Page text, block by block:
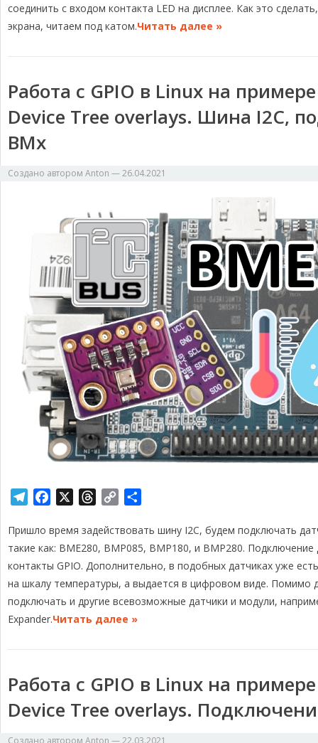
соединить с входом контакта LED на дисплее. Как это
экрана, читаем под катом.Читать далее »
Работа с GPIO в Linux на
Device Tree overlays. Шина I2C,
BMx
Создано автором Anton —26.04.2021
l
e
g
r
a
m
c
e
b
o
o
k
r
e
a
d
s
p
y
L
i
n
k
п
р
а
в
и
Пришло время задействовать шину I2C, будем подключать
такие как: BME280, BMP085, BMP180, и BMP280.
контакты GPIO. Дополнительно, в подобных датчиках уже
на шкалу температуры, а выдается в цифровом виде. Помимо
подключать и другие всевозможные датчики и модули,
Expander.Читать далее »
Работа с GPIO в Linux на
Device Tree overlays.
Создано автором Anton —22.03.2021